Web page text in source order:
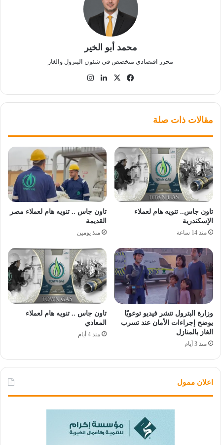
محمد أبو الخير
محرر اقتصادي متخصص في شئون البترول والغاز
فيسبوك
‫X لينكدإن
مقالات ذات صلة
تاون جاس.. تنويه هام لعملاء
الإسكندرية
منذ 14 ساعة
تاون جاس .. تنويه هام لعملاء مصر
القديمة
منذ يومين
وزارة البترول تنشر فيديو توعويًا
يوضح إجراءات الأمان عند تسرب
الغاز بالمنازل
منذ 3 أيام
تاون جاس .. تنويه هام لعملاء
المعادي
منذ 4 أيام
اعلان ممول